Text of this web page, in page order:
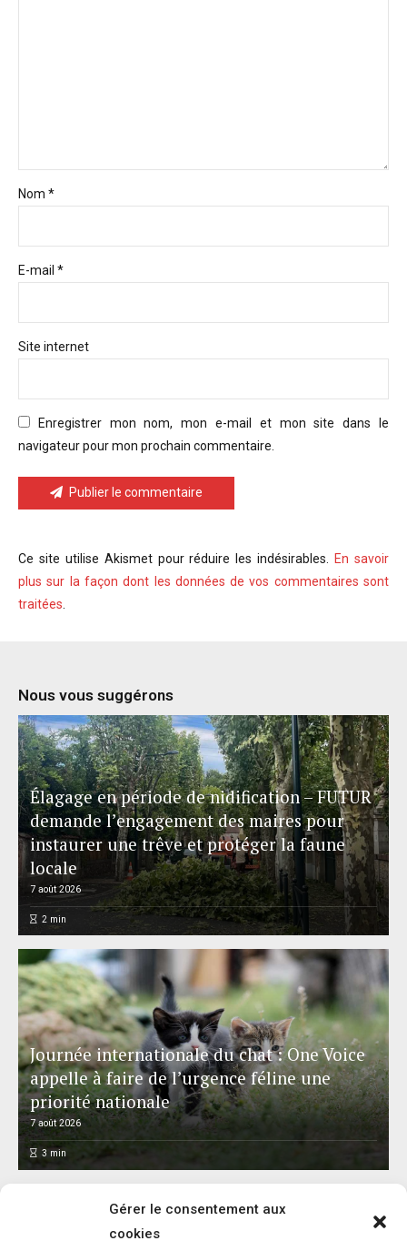
Gérer le consentement aux
cookies
Nom *
E-mail *
Site internet
Enregistrer mon nom, mon e-mail et mon site dans le
navigateur pour mon prochain commentaire.
Publier le commentaire
Ce site utilise Akismet pour réduire les indésirables.
En savoir
plus sur la façon dont les données de vos commentaires sont
traitées
Nous vous suggérons
Élagage en période de nidification – FUTUR
demande l’engagement des maires pour
instaurer une trêve et protéger la faune
locale
7 août 2026
2 min
Journée internationale du chat : One Voice
appelle à faire de l’urgence féline une
priorité nationale
7 août 2026
3 min